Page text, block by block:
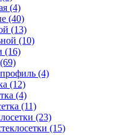
(4)
(40)
(13)
(10)
(16)
(4)
(12)
(4)
(11)
(23)
(15)